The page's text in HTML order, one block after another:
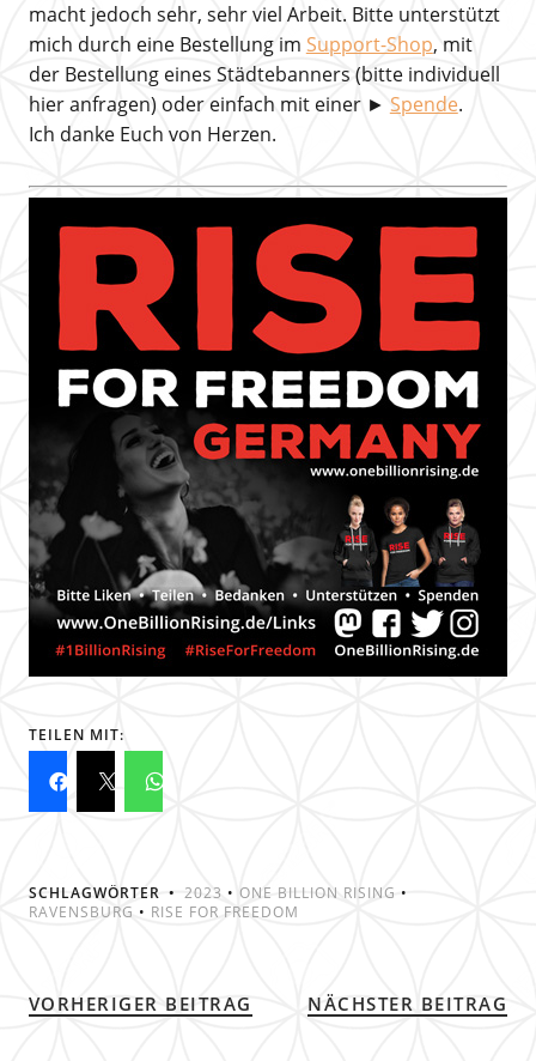
macht jedoch sehr, sehr viel Arbeit. Bitte unterstützt
mich durch eine Bestellung im Support-Shop, mit
der Bestellung eines Städtebanners (bitte individuell
hier anfragen) oder einfach mit einer ► Spende.
Ich danke Euch von Herzen.
TEILEN MIT:
SCHLAGWÖRTER 2023 • ONE BILLION RISING •
RAVENSBURG • RISE FOR FREEDOM
VORHERIGER BEITRAG NÄCHSTER BEITRAG